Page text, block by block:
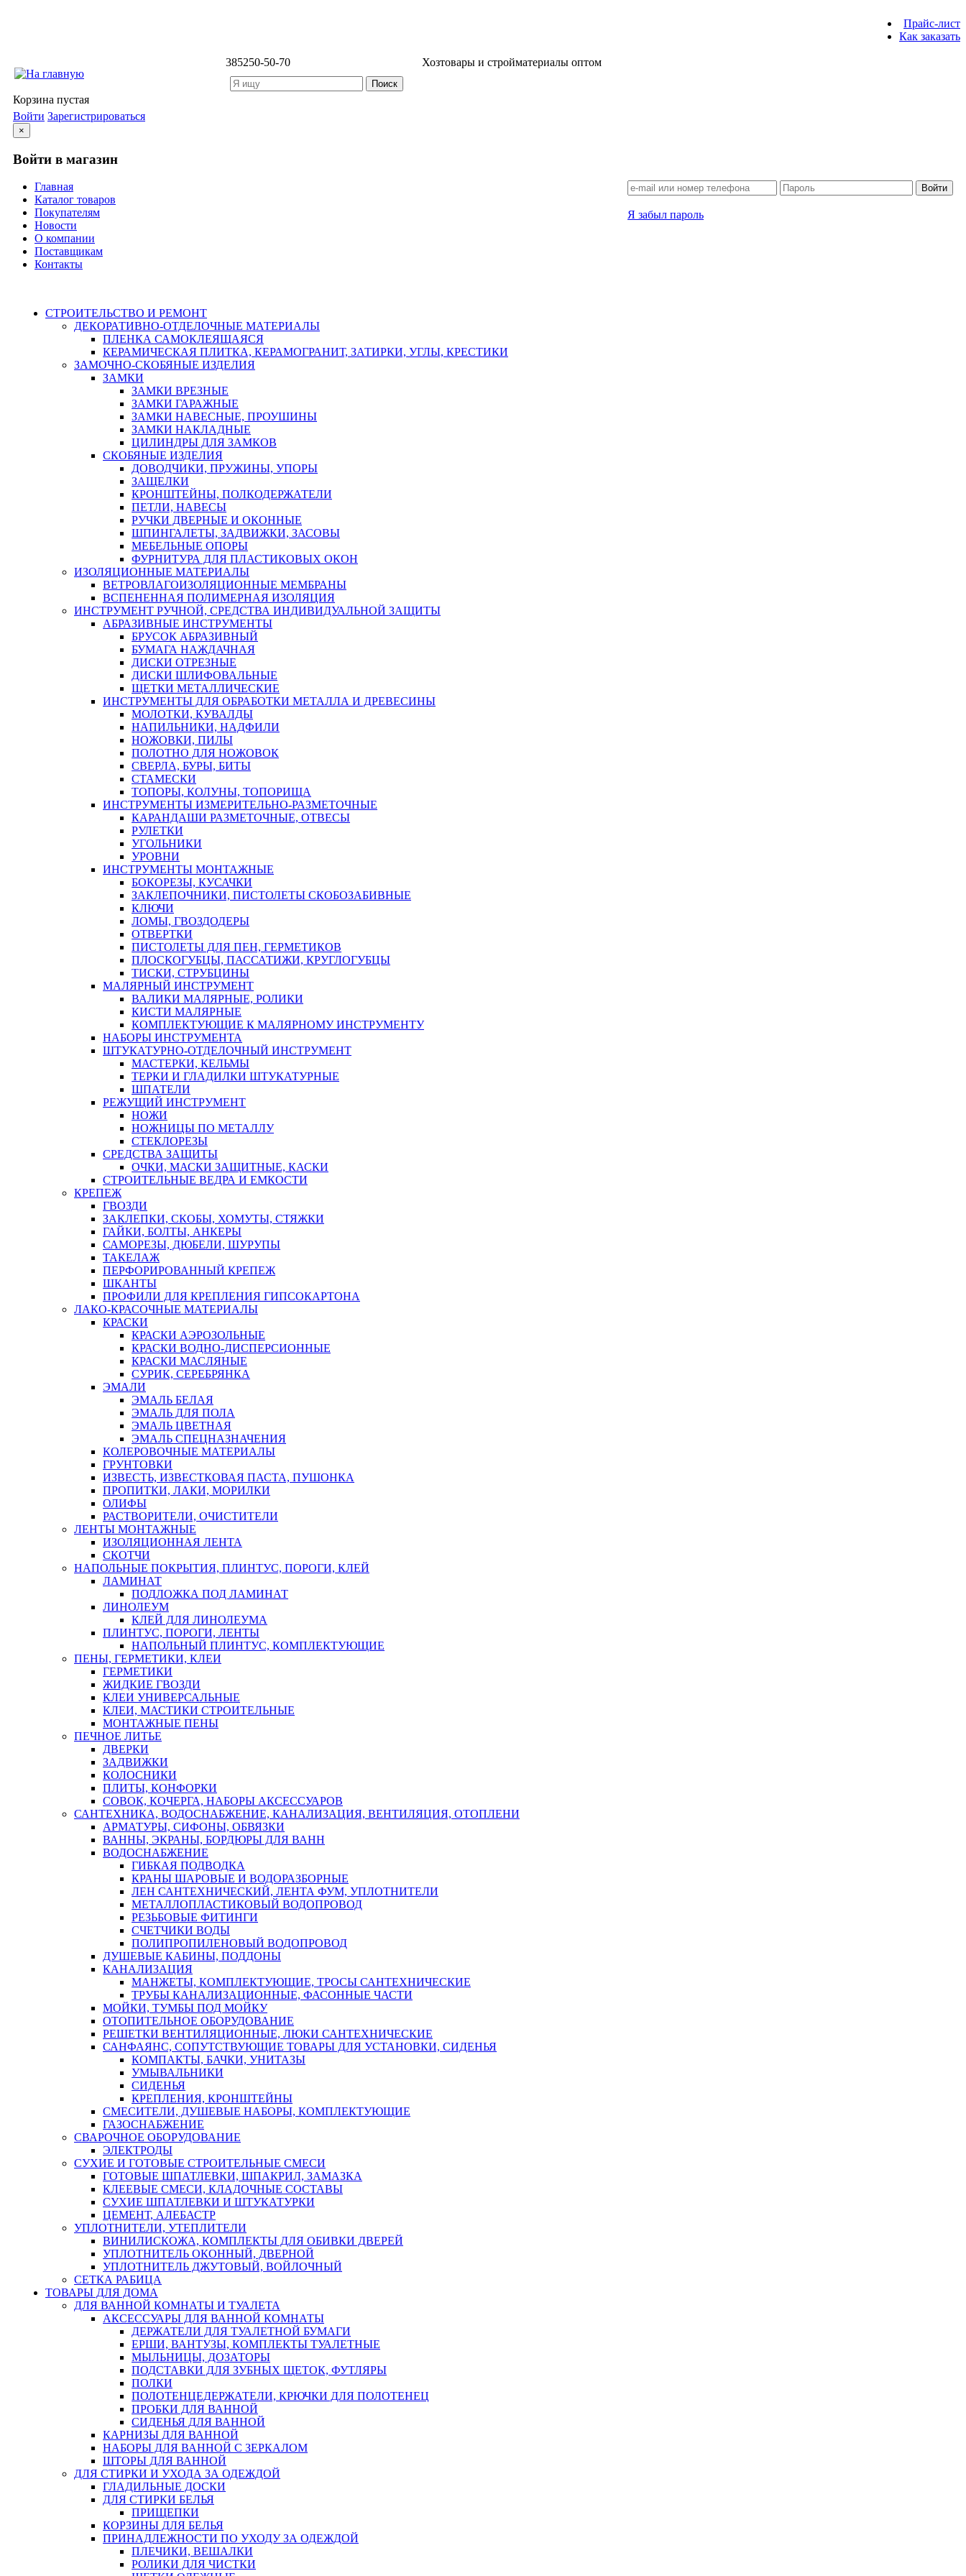
Прайс-лист
Как заказать
385250-50-70 Хозтовары и стройматериалы оптом
Корзина пустая
Войти Зарегистрироваться
×
Войти в магазин
Войти
Я забыл пароль
Главная
Каталог товаров
Покупателям
Новости
О компании
Поставщикам
Контакты
СТРОИТЕЛЬСТВО И РЕМОНТ
ДЕКОРАТИВНО-ОТДЕЛОЧНЫЕ МАТЕРИАЛЫ
ПЛЕНКА САМОКЛЕЯЩАЯСЯ
КЕРАМИЧЕСКАЯ ПЛИТКА, КЕРАМОГРАНИТ, ЗАТИРКИ, УГЛЫ, КРЕСТИКИ
ЗАМОЧНО-СКОБЯНЫЕ ИЗДЕЛИЯ
ЗАМКИ
ЗАМКИ ВРЕЗНЫЕ
ЗАМКИ ГАРАЖНЫЕ
ЗАМКИ НАВЕСНЫЕ, ПРОУШИНЫ
ЗАМКИ НАКЛАДНЫЕ
ЦИЛИНДРЫ ДЛЯ ЗАМКОВ
СКОБЯНЫЕ ИЗДЕЛИЯ
ДОВОДЧИКИ, ПРУЖИНЫ, УПОРЫ
ЗАЩЕЛКИ
КРОНШТЕЙНЫ, ПОЛКОДЕРЖАТЕЛИ
ПЕТЛИ, НАВЕСЫ
РУЧКИ ДВЕРНЫЕ И ОКОННЫЕ
ШПИНГАЛЕТЫ, ЗАДВИЖКИ, ЗАСОВЫ
МЕБЕЛЬНЫЕ ОПОРЫ
ФУРНИТУРА ДЛЯ ПЛАСТИКОВЫХ ОКОН
ИЗОЛЯЦИОННЫЕ МАТЕРИАЛЫ
ВЕТРОВЛАГОИЗОЛЯЦИОННЫЕ МЕМБРАНЫ
ВСПЕНЕННАЯ ПОЛИМЕРНАЯ ИЗОЛЯЦИЯ
ИНСТРУМЕНТ РУЧНОЙ, СРЕДСТВА ИНДИВИДУАЛЬНОЙ ЗАЩИТЫ
АБРАЗИВНЫЕ ИНСТРУМЕНТЫ
БРУСОК АБРАЗИВНЫЙ
БУМАГА НАЖДАЧНАЯ
ДИСКИ ОТРЕЗНЫЕ
ДИСКИ ШЛИФОВАЛЬНЫЕ
ЩЕТКИ МЕТАЛЛИЧЕСКИЕ
ИНСТРУМЕНТЫ ДЛЯ ОБРАБОТКИ МЕТАЛЛА И ДРЕВЕСИНЫ
МОЛОТКИ, КУВАЛДЫ
НАПИЛЬНИКИ, НАДФИЛИ
НОЖОВКИ, ПИЛЫ
ПОЛОТНО ДЛЯ НОЖОВОК
СВЕРЛА, БУРЫ, БИТЫ
СТАМЕСКИ
ТОПОРЫ, КОЛУНЫ, ТОПОРИЩА
ИНСТРУМЕНТЫ ИЗМЕРИТЕЛЬНО-РАЗМЕТОЧНЫЕ
КАРАНДАШИ РАЗМЕТОЧНЫЕ, ОТВЕСЫ
РУЛЕТКИ
УГОЛЬНИКИ
УРОВНИ
ИНСТРУМЕНТЫ МОНТАЖНЫЕ
БОКОРЕЗЫ, КУСАЧКИ
ЗАКЛЕПОЧНИКИ, ПИСТОЛЕТЫ СКОБОЗАБИВНЫЕ
КЛЮЧИ
ЛОМЫ, ГВОЗДОДЕРЫ
ОТВЕРТКИ
ПИСТОЛЕТЫ ДЛЯ ПЕН, ГЕРМЕТИКОВ
ПЛОСКОГУБЦЫ, ПАССАТИЖИ, КРУГЛОГУБЦЫ
ТИСКИ, СТРУБЦИНЫ
МАЛЯРНЫЙ ИНСТРУМЕНТ
ВАЛИКИ МАЛЯРНЫЕ, РОЛИКИ
КИСТИ МАЛЯРНЫЕ
КОМПЛЕКТУЮЩИЕ К МАЛЯРНОМУ ИНСТРУМЕНТУ
НАБОРЫ ИНСТРУМЕНТА
ШТУКАТУРНО-ОТДЕЛОЧНЫЙ ИНСТРУМЕНТ
МАСТЕРКИ, КЕЛЬМЫ
ТЕРКИ И ГЛАДИЛКИ ШТУКАТУРНЫЕ
ШПАТЕЛИ
РЕЖУЩИЙ ИНСТРУМЕНТ
НОЖИ
НОЖНИЦЫ ПО МЕТАЛЛУ
СТЕКЛОРЕЗЫ
СРЕДСТВА ЗАЩИТЫ
ОЧКИ, МАСКИ ЗАЩИТНЫЕ, КАСКИ
СТРОИТЕЛЬНЫЕ ВЕДРА И ЕМКОСТИ
КРЕПЕЖ
ГВОЗДИ
ЗАКЛЕПКИ, СКОБЫ, ХОМУТЫ, СТЯЖКИ
ГАЙКИ, БОЛТЫ, АНКЕРЫ
САМОРЕЗЫ, ДЮБЕЛИ, ШУРУПЫ
ТАКЕЛАЖ
ПЕРФОРИРОВАННЫЙ КРЕПЕЖ
ШКАНТЫ
ПРОФИЛИ ДЛЯ КРЕПЛЕНИЯ ГИПСОКАРТОНА
ЛАКО-КРАСОЧНЫЕ МАТЕРИАЛЫ
КРАСКИ
КРАСКИ АЭРОЗОЛЬНЫЕ
КРАСКИ ВОДНО-ДИСПЕРСИОННЫЕ
КРАСКИ МАСЛЯНЫЕ
СУРИК, СЕРЕБРЯНКА
ЭМАЛИ
ЭМАЛЬ БЕЛАЯ
ЭМАЛЬ ДЛЯ ПОЛА
ЭМАЛЬ ЦВЕТНАЯ
ЭМАЛЬ СПЕЦНАЗНАЧЕНИЯ
КОЛЕРОВОЧНЫЕ МАТЕРИАЛЫ
ГРУНТОВКИ
ИЗВЕСТЬ, ИЗВЕСТКОВАЯ ПАСТА, ПУШОНКА
ПРОПИТКИ, ЛАКИ, МОРИЛКИ
ОЛИФЫ
РАСТВОРИТЕЛИ, ОЧИСТИТЕЛИ
ЛЕНТЫ МОНТАЖНЫЕ
ИЗОЛЯЦИОННАЯ ЛЕНТА
СКОТЧИ
НАПОЛЬНЫЕ ПОКРЫТИЯ, ПЛИНТУС, ПОРОГИ, КЛЕЙ
ЛАМИНАТ
ПОДЛОЖКА ПОД ЛАМИНАТ
ЛИНОЛЕУМ
КЛЕЙ ДЛЯ ЛИНОЛЕУМА
ПЛИНТУС, ПОРОГИ, ЛЕНТЫ
НАПОЛЬНЫЙ ПЛИНТУС, КОМПЛЕКТУЮЩИЕ
ПЕНЫ, ГЕРМЕТИКИ, КЛЕИ
ГЕРМЕТИКИ
ЖИДКИЕ ГВОЗДИ
КЛЕИ УНИВЕРСАЛЬНЫЕ
КЛЕИ, МАСТИКИ СТРОИТЕЛЬНЫЕ
МОНТАЖНЫЕ ПЕНЫ
ПЕЧНОЕ ЛИТЬЕ
ДВЕРКИ
ЗАДВИЖКИ
КОЛОСНИКИ
ПЛИТЫ, КОНФОРКИ
СОВОК, КОЧЕРГА, НАБОРЫ АКСЕССУАРОВ
САНТЕХНИКА, ВОДОСНАБЖЕНИЕ, КАНАЛИЗАЦИЯ, ВЕНТИЛЯЦИЯ, ОТОПЛЕНИ
АРМАТУРЫ, СИФОНЫ, ОБВЯЗКИ
ВАННЫ, ЭКРАНЫ, БОРДЮРЫ ДЛЯ ВАНН
ВОДОСНАБЖЕНИЕ
ГИБКАЯ ПОДВОДКА
КРАНЫ ШАРОВЫЕ И ВОДОРАЗБОРНЫЕ
ЛЕН САНТЕХНИЧЕСКИЙ, ЛЕНТА ФУМ, УПЛОТНИТЕЛИ
МЕТАЛЛОПЛАСТИКОВЫЙ ВОДОПРОВОД
РЕЗЬБОВЫЕ ФИТИНГИ
СЧЕТЧИКИ ВОДЫ
ПОЛИПРОПИЛЕНОВЫЙ ВОДОПРОВОД
ДУШЕВЫЕ КАБИНЫ, ПОДДОНЫ
КАНАЛИЗАЦИЯ
МАНЖЕТЫ, КОМПЛЕКТУЮЩИЕ, ТРОСЫ САНТЕХНИЧЕСКИЕ
ТРУБЫ КАНАЛИЗАЦИОННЫЕ, ФАСОННЫЕ ЧАСТИ
МОЙКИ, ТУМБЫ ПОД МОЙКУ
ОТОПИТЕЛЬНОЕ ОБОРУДОВАНИЕ
РЕШЕТКИ ВЕНТИЛЯЦИОННЫЕ, ЛЮКИ САНТЕХНИЧЕСКИЕ
САНФАЯНС, СОПУТСТВУЮЩИЕ ТОВАРЫ ДЛЯ УСТАНОВКИ, СИДЕНЬЯ
КОМПАКТЫ, БАЧКИ, УНИТАЗЫ
УМЫВАЛЬНИКИ
СИДЕНЬЯ
КРЕПЛЕНИЯ, КРОНШТЕЙНЫ
СМЕСИТЕЛИ, ДУШЕВЫЕ НАБОРЫ, КОМПЛЕКТУЮЩИЕ
ГАЗОСНАБЖЕНИЕ
СВАРОЧНОЕ ОБОРУДОВАНИЕ
ЭЛЕКТРОДЫ
СУХИЕ И ГОТОВЫЕ СТРОИТЕЛЬНЫЕ СМЕСИ
ГОТОВЫЕ ШПАТЛЕВКИ, ШПАКРИЛ, ЗАМАЗКА
КЛЕЕВЫЕ СМЕСИ, КЛАДОЧНЫЕ СОСТАВЫ
СУХИЕ ШПАТЛЕВКИ И ШТУКАТУРКИ
ЦЕМЕНТ, АЛЕБАСТР
УПЛОТНИТЕЛИ, УТЕПЛИТЕЛИ
ВИНИЛИСКОЖА, КОМПЛЕКТЫ ДЛЯ ОБИВКИ ДВЕРЕЙ
УПЛОТНИТЕЛЬ ОКОННЫЙ, ДВЕРНОЙ
УПЛОТНИТЕЛЬ ДЖУТОВЫЙ, ВОЙЛОЧНЫЙ
СЕТКА РАБИЦА
ТОВАРЫ ДЛЯ ДОМА
ДЛЯ ВАННОЙ КОМНАТЫ И ТУАЛЕТА
АКСЕССУАРЫ ДЛЯ ВАННОЙ КОМНАТЫ
ДЕРЖАТЕЛИ ДЛЯ ТУАЛЕТНОЙ БУМАГИ
ЕРШИ, ВАНТУЗЫ, КОМПЛЕКТЫ ТУАЛЕТНЫЕ
МЫЛЬНИЦЫ, ДОЗАТОРЫ
ПОДСТАВКИ ДЛЯ ЗУБНЫХ ЩЕТОК, ФУТЛЯРЫ
ПОЛКИ
ПОЛОТЕНЦЕДЕРЖАТЕЛИ, КРЮЧКИ ДЛЯ ПОЛОТЕНЕЦ
ПРОБКИ ДЛЯ ВАННОЙ
СИДЕНЬЯ ДЛЯ ВАННОЙ
КАРНИЗЫ ДЛЯ ВАННОЙ
НАБОРЫ ДЛЯ ВАННОЙ С ЗЕРКАЛОМ
ШТОРЫ ДЛЯ ВАННОЙ
ДЛЯ СТИРКИ И УХОДА ЗА ОДЕЖДОЙ
ГЛАДИЛЬНЫЕ ДОСКИ
ДЛЯ СТИРКИ БЕЛЬЯ
ПРИЩЕПКИ
КОРЗИНЫ ДЛЯ БЕЛЬЯ
ПРИНАДЛЕЖНОСТИ ПО УХОДУ ЗА ОДЕЖДОЙ
ПЛЕЧИКИ, ВЕШАЛКИ
РОЛИКИ ДЛЯ ЧИСТКИ